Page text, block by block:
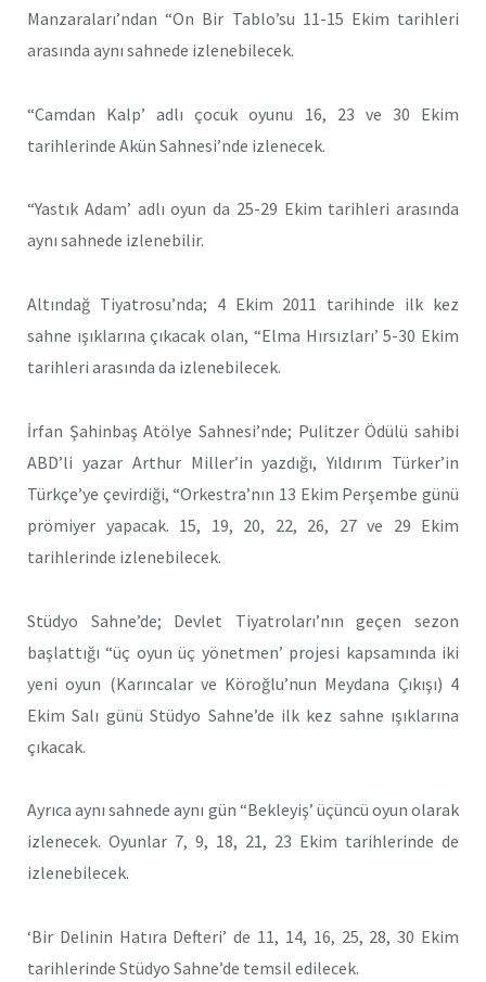
Manzaraları’ndan “On Bir Tablo’su 11-15 Ekim tarihleri
arasında aynı sahnede izlenebilecek.
“Camdan Kalp’ adlı çocuk oyunu 16, 23 ve 30 Ekim
tarihlerinde Akün Sahnesi’nde izlenecek.
“Yastık Adam’ adlı oyun da 25-29 Ekim tarihleri arasında
aynı sahnede izlenebilir.
Altındağ Tiyatrosu’nda; 4 Ekim 2011 tarihinde ilk kez
sahne ışıklarına çıkacak olan, “Elma Hırsızları’ 5-30 Ekim
tarihleri arasında da izlenebilecek.
İrfan Şahinbaş Atölye Sahnesi’nde; Pulitzer Ödülü sahibi
ABD’li yazar Arthur Miller’in yazdığı, Yıldırım Türker’in
Türkçe’ye çevirdiği, “Orkestra’nın 13 Ekim Perşembe günü
prömiyer yapacak. 15, 19, 20, 22, 26, 27 ve 29 Ekim
tarihlerinde izlenebilecek.
Stüdyo Sahne’de; Devlet Tiyatroları’nın geçen sezon
başlattığı “üç oyun üç yönetmen’ projesi kapsamında iki
yeni oyun (Karıncalar ve Köroğlu’nun Meydana Çıkışı) 4
Ekim Salı günü Stüdyo Sahne’de ilk kez sahne ışıklarına
çıkacak.
Ayrıca aynı sahnede aynı gün “Bekleyiş’ üçüncü oyun olarak
izlenecek. Oyunlar 7, 9, 18, 21, 23 Ekim tarihlerinde de
izlenebilecek.
‘Bir Delinin Hatıra Defteri’ de 11, 14, 16, 25, 28, 30 Ekim
tarihlerinde Stüdyo Sahne’de temsil edilecek.